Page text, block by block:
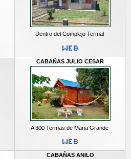
Dentro del Complejo Termal
CABAÑAS JULIO CESAR
A 300 Termas de Maria Grande
CABAÑAS ANILO